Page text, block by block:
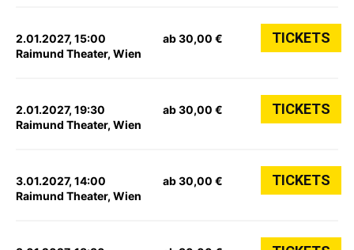
2.01.2027, 15:00
Raimund Theater, Wien
ab 30,00 € TICKETS
2.01.2027, 19:30
Raimund Theater, Wien
ab 30,00 € TICKETS
3.01.2027, 14:00
Raimund Theater, Wien
ab 30,00 € TICKETS